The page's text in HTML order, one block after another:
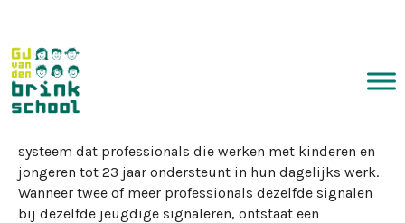
Verwijsindex
Door Fred Berends
systeem dat professionals die werken met kinderen en
jongeren tot 23 jaar ondersteunt in hun dagelijks werk.
Wanneer twee of meer professionals dezelfde signalen
bij dezelfde jeugdige signaleren, ontstaat een